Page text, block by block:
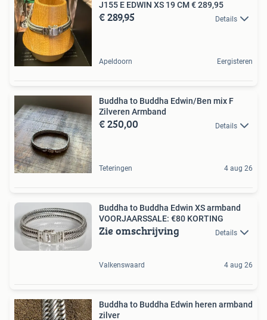
J155 E EDWIN XS 19 CM € 289,95
€ 289,95 Details
Apeldoorn Eergisteren
Buddha to Buddha Edwin/Ben mix F
Zilveren Armband
€ 250,00 Details
Teteringen 4 aug 26
Buddha to Buddha Edwin XS armband
VOORJAARSSALE: €80 KORTING
Zie omschrijving Details
Valkenswaard 4 aug 26
Buddha to Buddha Edwin heren armband
zilver